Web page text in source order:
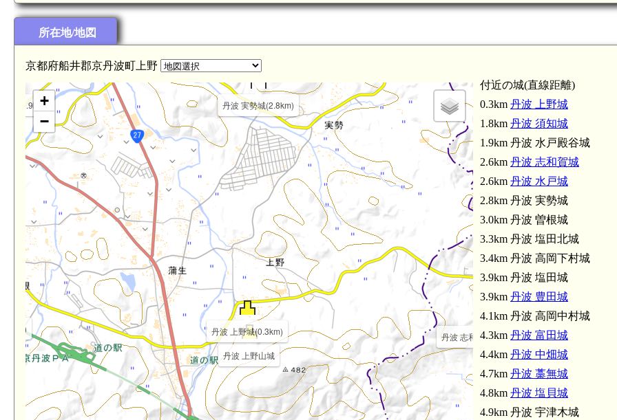
所在地/地図
京都府船井郡京丹波町上野
丹波 上野山城
丹波 上野城(0.3km) 丹波 志和賀城(2.6km)
丹波 実勢城(2.8km)
城(3.9km)
丹波 富田城(4.3km)
+
−
付近の城(直線距離)
0.3km 丹波 上野城
1.8km 丹波 須知城
1.9km 丹波 水戸殿谷城
2.6km 丹波 志和賀城
2.6km 丹波 水戸城
2.8km 丹波 実勢城
3.0km 丹波 曽根城
3.3km 丹波 塩田北城
3.4km 丹波 高岡下村城
3.9km 丹波 塩田城
3.9km 丹波 豊田城
4.1km 丹波 高岡中村城
4.3km 丹波 富田城
4.4km 丹波 中畑城
4.7km 丹波 藁無城
4.8km 丹波 塩貝城
4.9km 丹波 宇津木城